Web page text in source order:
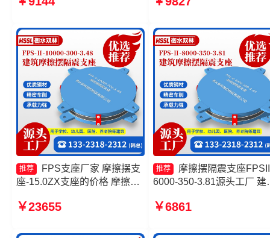
头工厂 减隔震摩擦摆支座生产
摆隔震支座FPSII-10000-
座生产厂家一套厂家
推荐
FPS支座厂家 摩擦摆支
座-15.0ZX支座的价格 摩擦支
FPSII-8000-400-4.11
￥23655
推荐
摩擦摆隔震支座
6000-350-3.81源头工厂 建
式隔震支座生产厂家 建筑
￥6861